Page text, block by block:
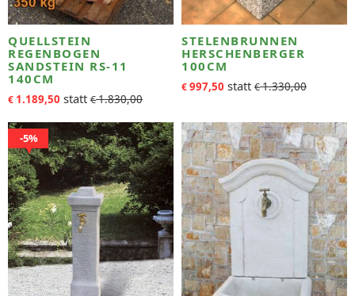
QUELLSTEIN
REGENBOGEN
SANDSTEIN RS-11
140CM
€ 1.189,50 €1.830,00
STELENBRUNNEN
HERSCHENBERGER
100CM
€997,50 €1.330,00
5%